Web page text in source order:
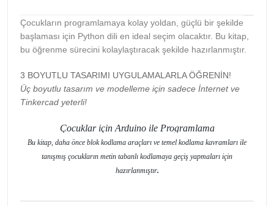
Çocukların programlamaya kolay yoldan, güçlü bir şekilde
başlaması için Python dili en ideal seçim olacaktır. Bu kitap,
bu öğrenme sürecini kolaylaştıracak şekilde hazırlanmıştır.
3 BOYUTLU TASARIMI UYGULAMALARLA ÖĞRENİN!
Üç boyutlu tasarım ve modelleme için sadece İnternet ve
Tinkercad yeterli!
Çocuklar için Arduino ile Programlama
Bu kitap, daha önce blok kodlama araçları ve temel kodlama kavramları ile
tanışmış çocukların metin tabanlı kodlamaya geçiş yapmaları için
hazırlanmıştır.